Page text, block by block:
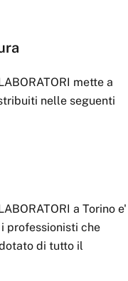
mette a
nelle seguenti
a Torino e'
professionisti che
di tutto il